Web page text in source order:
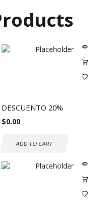
DESCUENTO 20%
$0.00
ADD TO CART